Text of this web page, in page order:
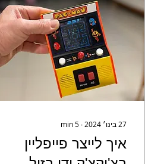
27 בינו׳ 2024 ∙
5
min
איך לייצר פייפליין